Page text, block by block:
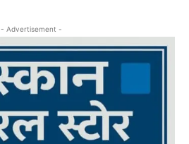
- Advertisement -